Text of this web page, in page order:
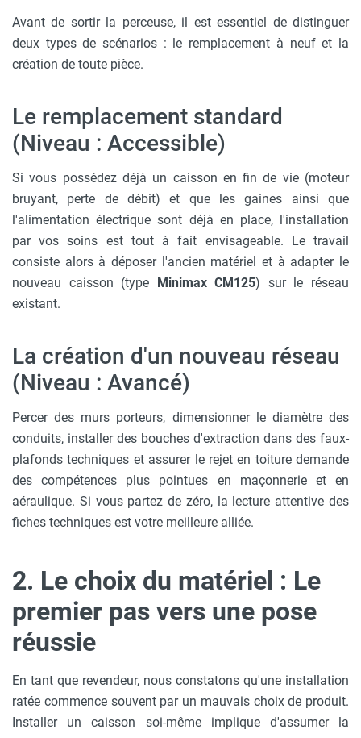
Avant de sortir la perceuse, il est essentiel de distinguer
deux types de scénarios : le remplacement à neuf et la
création de toute pièce.
Le remplacement standard
(Niveau : Accessible)
Si vous possédez déjà un caisson en fin de vie (moteur
bruyant, perte de débit) et que les gaines ainsi que
l'alimentation électrique sont déjà en place, l'installation
par vos soins est tout à fait envisageable. Le travail
consiste alors à déposer l'ancien matériel et à adapter le
nouveau caisson (type Minimax CM125) sur le réseau
existant.
La création d'un nouveau réseau
(Niveau : Avancé)
Percer des murs porteurs, dimensionner le diamètre des
conduits, installer des bouches d'extraction dans des faux-
plafonds techniques et assurer le rejet en toiture demande
des compétences plus pointues en maçonnerie et en
aéraulique. Si vous partez de zéro, la lecture attentive des
fiches techniques est votre meilleure alliée.
2. Le choix du matériel : Le
premier pas vers une pose
réussie
En tant que revendeur, nous constatons qu'une installation
ratée commence souvent par un mauvais choix de produit.
Installer un caisson soi-même implique d'assumer la